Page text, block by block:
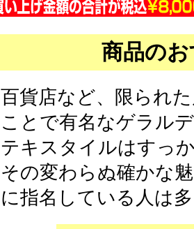
商品の
百貨店など、限られ
ことで有名なゲラル
テキスタイルはすっ
その変わらぬ確かな
に指名している人は